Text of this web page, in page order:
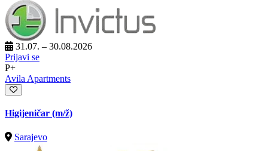
31.07. – 30.08.2026
Prijavi se
P+
Avila Apartments
Higijeničar (m/ž)
Sarajevo